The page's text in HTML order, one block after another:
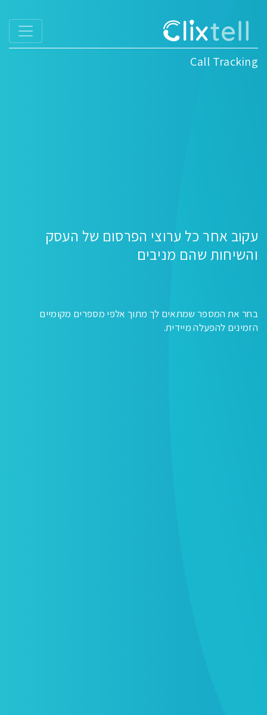
Call Tracking
עקוב אחר כל ערוצי הפרסום של העסק
והשיחות שהם מניבים
בחר את המספר שמתאים לך מתוך אלפי מספרים מקומיים
הזמינים להפעלה מיידית.